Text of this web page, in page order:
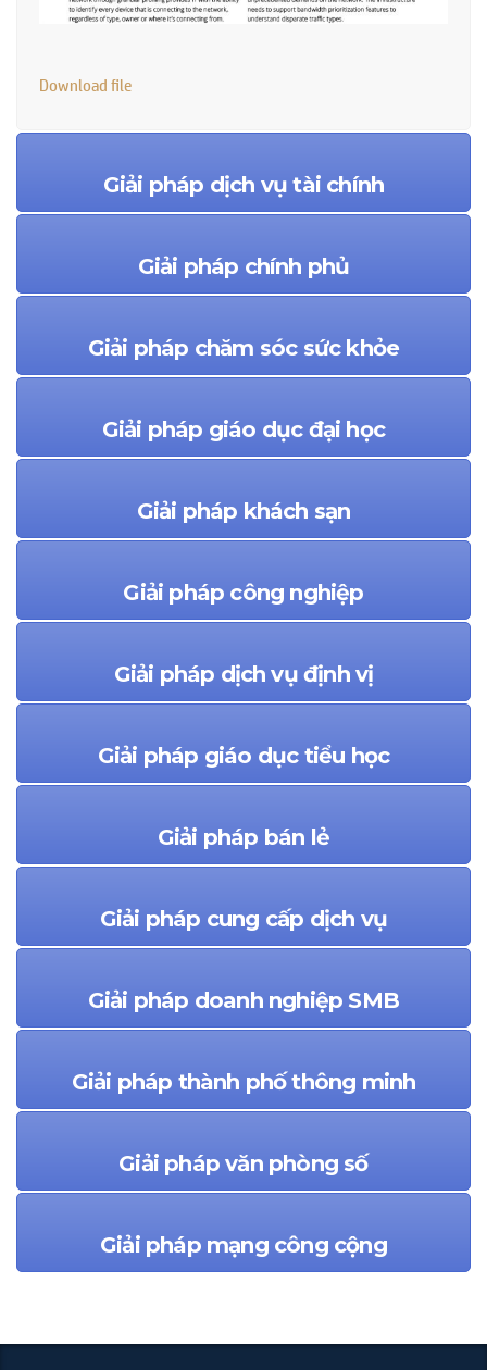
Download file
Giải pháp dịch vụ tài chính
Giải pháp chính phủ
Giải pháp chăm sóc sức khỏe
Giải pháp giáo dục đại học
Giải pháp khách sạn
Giải pháp công nghiệp
Giải pháp dịch vụ định vị
Giải pháp giáo dục tiểu học
Giải pháp bán lẻ
Giải pháp cung cấp dịch vụ
Giải pháp doanh nghiệp SMB
Giải pháp thành phố thông minh
Giải pháp văn phòng số
Giải pháp mạng công cộng